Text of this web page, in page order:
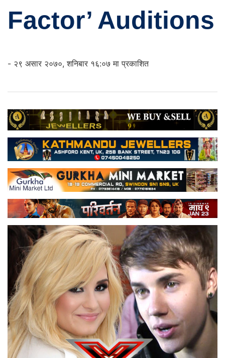
Factor’ Auditions
- २९ असार २०७०, शनिबार १६:०७ मा प्रकाशित